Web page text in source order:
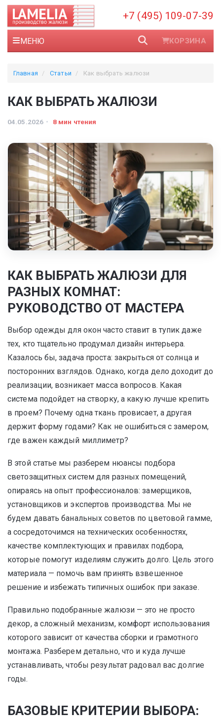
+7 (495) 109-07-39
МЕНЮ КОРЗИНА
Главная Статьи Как выбрать жалюзи
КАК ВЫБРАТЬ ЖАЛЮЗИ
04.05.2026 8 мин чтения
КАК ВЫБРАТЬ ЖАЛЮЗИ ДЛЯ
РАЗНЫХ КОМНАТ:
РУКОВОДСТВО ОТ МАСТЕРА
Выбор одежды для окон часто ставит в тупик даже
тех, кто тщательно продумал дизайн интерьера.
Казалось бы, задача проста: закрыться от солнца и
посторонних взглядов. Однако, когда дело доходит до
реализации, возникает масса вопросов. Какая
система подойдет на створку, а какую лучше крепить
в проем? Почему одна ткань провисает, а другая
держит форму годами? Как не ошибиться с замером,
где важен каждый миллиметр?
В этой статье мы разберем нюансы подбора
светозащитных систем для разных помещений,
опираясь на опыт профессионалов: замерщиков,
установщиков и экспертов производства. Мы не
будем давать банальных советов по цветовой гамме,
а сосредоточимся на технических особенностях,
качестве комплектующих и правилах подбора,
которые помогут изделиям служить долго. Цель этого
материала — помочь вам принять взвешенное
решение и избежать типичных ошибок при заказе.
Правильно подобранные жалюзи — это не просто
декор, а сложный механизм, комфорт использования
которого зависит от качества сборки и грамотного
монтажа. Разберем детально, что и куда лучше
устанавливать, чтобы результат радовал вас долгие
годы.
БАЗОВЫЕ КРИТЕРИИ ВЫБОРА: